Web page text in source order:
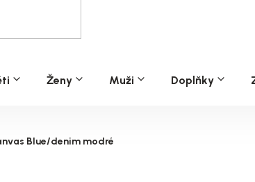
Ženy Muži Doplňky
Blue/denim modré